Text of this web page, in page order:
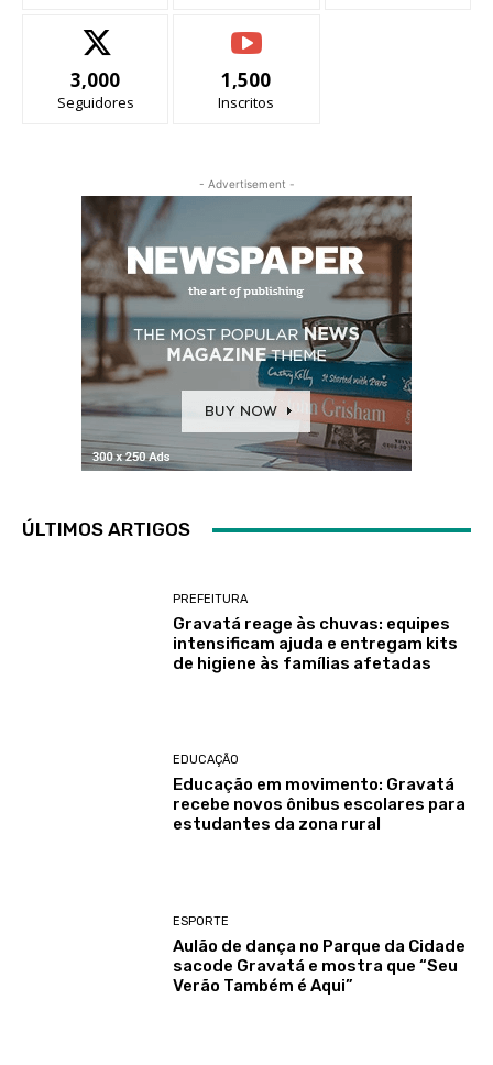
3,000
Seguidores
1,500
Inscritos
- Advertisement -
ÚLTIMOS ARTIGOS
PREFEITURA
Gravatá reage às chuvas: equipes
intensificam ajuda e entregam kits
de higiene às famílias afetadas
EDUCAÇÃO
Educação em movimento: Gravatá
recebe novos ônibus escolares para
estudantes da zona rural
ESPORTE
Aulão de dança no Parque da Cidade
sacode Gravatá e mostra que “Seu
Verão Também é Aqui”